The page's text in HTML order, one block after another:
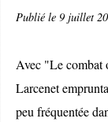
Publié le 9 juillet
Avec "Le combat
Larcenet
peu fréquentée